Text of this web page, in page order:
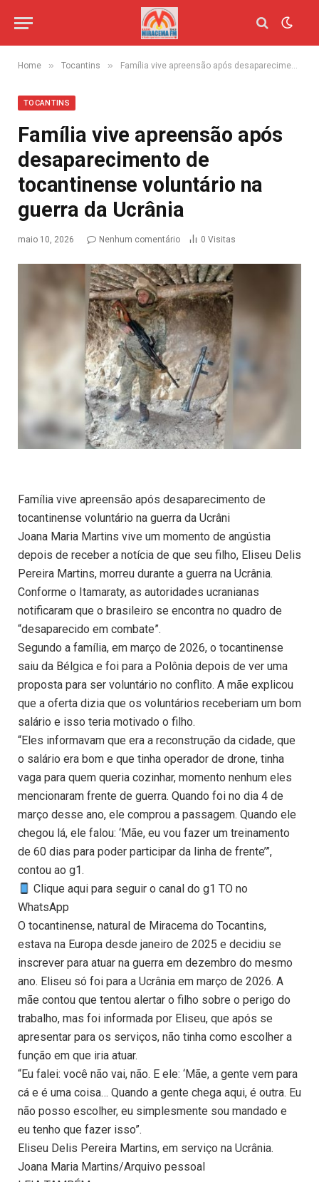
Home » Tocantins » Família vive apreensão após desaparecimento de tocantinense voluntário na guerra da Ucrânia
TOCANTINS
Família vive apreensão após
desaparecimento de
tocantinense voluntário na
guerra da Ucrânia
maio 10, 2026 Nenhum comentário 0 Visitas
Família vive apreensão após desaparecimento de
tocantinense voluntário na guerra da Ucrâni
Joana Maria Martins vive um momento de angústia
depois de receber a notícia de que seu filho, Eliseu Delis
Pereira Martins, morreu durante a guerra na Ucrânia.
Conforme o Itamaraty, as autoridades ucranianas
notificaram que o brasileiro se encontra no quadro de
“desaparecido em combate”.
Segundo a família, em março de 2026, o tocantinense
saiu da Bélgica e foi para a Polônia depois de ver uma
proposta para ser voluntário no conflito. A mãe explicou
que a oferta dizia que os voluntários receberiam um bom
salário e isso teria motivado o filho.
“Eles informavam que era a reconstrução da cidade, que
o salário era bom e que tinha operador de drone, tinha
vaga para quem queria cozinhar, momento nenhum eles
mencionaram frente de guerra. Quando foi no dia 4 de
março desse ano, ele comprou a passagem. Quando ele
chegou lá, ele falou: ‘Mãe, eu vou fazer um treinamento
de 60 dias para poder participar da linha de frente’”,
contou ao g1.
Clique aqui para seguir o canal do g1 TO no
WhatsApp
O tocantinense, natural de Miracema do Tocantins,
estava na Europa desde janeiro de 2025 e decidiu se
inscrever para atuar na guerra em dezembro do mesmo
ano. Eliseu só foi para a Ucrânia em março de 2026. A
mãe contou que tentou alertar o filho sobre o perigo do
trabalho, mas foi informada por Eliseu, que após se
apresentar para os serviços, não tinha como escolher a
função em que iria atuar.
“Eu falei: você não vai, não. E ele: ‘Mãe, a gente vem para
cá e é uma coisa… Quando a gente chega aqui, é outra. Eu
não posso escolher, eu simplesmente sou mandado e
eu tenho que fazer isso”.
Eliseu Delis Pereira Martins, em serviço na Ucrânia.
Joana Maria Martins/Arquivo pessoal